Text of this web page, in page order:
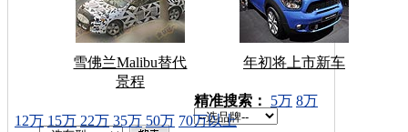
雪佛兰Malibu替代
景程
年初将上市新车
车型搜索：
精准搜索： 5万 8万
12万 15万 22万 35万 50万 70万以上